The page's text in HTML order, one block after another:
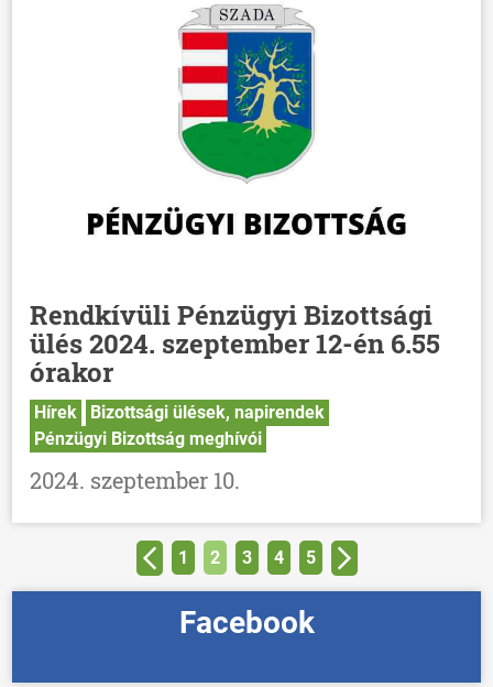
Rendkívüli Pénzügyi Bizottsági
ülés 2024. szeptember 12-én 6.55
órakor
Hírek
Bizottsági ülések, napirendek
Pénzügyi Bizottság meghívói
2024. szeptember 10.
1 2 3 4 5
Facebook